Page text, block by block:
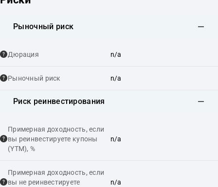
Рыночный риск
Дюрация n/a
Рыночный риск n/a
Риск реинвестирования
Примерная доходность, если
вы реинвестируете купоны
(YTM), %
n/a
Примерная доходность, если
вы не реинвестируете
n/a